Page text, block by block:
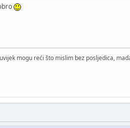
mogu reći što mislim bez posljedica,